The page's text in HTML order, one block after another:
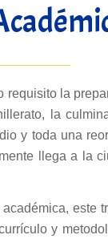
la
la
y toda una
llega a la
este
y